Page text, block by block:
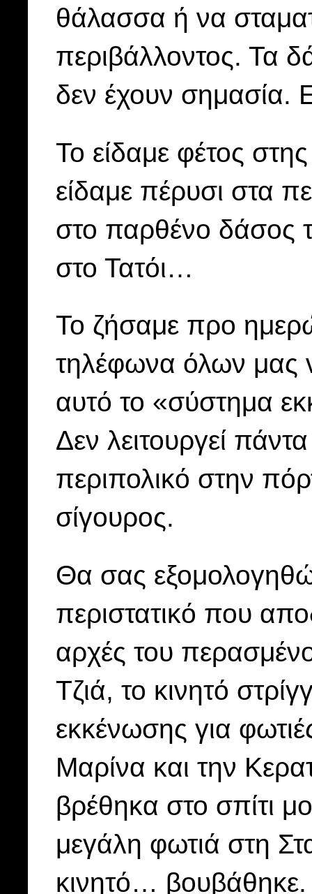
θάλασσα ή να
περιβάλλοντος. Τα
δεν έχουν σημασία.
Το είδαμε φέτος
είδαμε πέρυσι στα
στο παρθένο δάσος
στο Τατόι…
Το ζήσαμε προ
τηλέφωνα όλων μας
αυτό το «σύστημα
Δεν λειτουργεί
περιπολικό στην
σίγουρος.
Θα σας
περιστατικό που
αρχές του
Τζιά, το κινητό
εκκένωσης για
Μαρίνα και την
βρέθηκα στο σπίτι
μεγάλη φωτιά στη
κινητό…